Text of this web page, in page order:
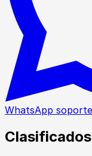
WhatsApp soporte